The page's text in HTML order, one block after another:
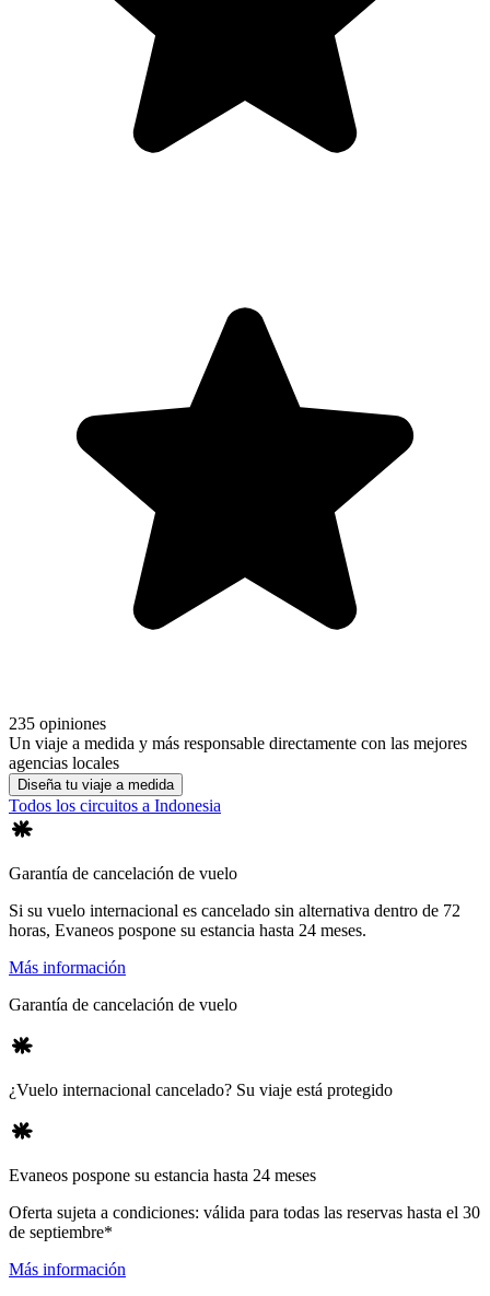
235 opiniones
Un viaje a medida y más responsable directamente con las mejores
agencias locales
Diseña tu viaje a medida
Todos los circuitos a Indonesia
Garantía de cancelación de vuelo
Si su vuelo internacional es cancelado sin alternativa dentro de 72
horas, Evaneos pospone su estancia hasta 24 meses.
Más información
Garantía de cancelación de vuelo
¿Vuelo internacional cancelado? Su viaje está protegido
Evaneos pospone su estancia hasta 24 meses
Oferta sujeta a condiciones: válida para todas las reservas hasta el 30
de septiembre*
Más información